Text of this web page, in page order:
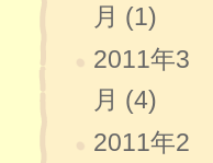
月 (1)
2011年3
月 (4)
2011年2